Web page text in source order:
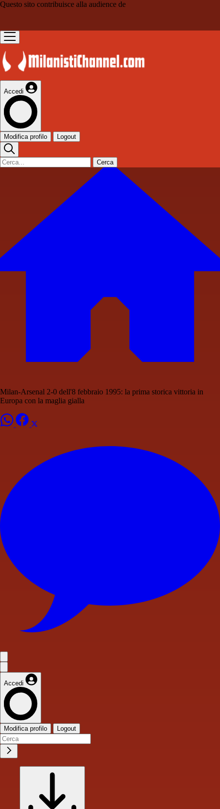
Questo sito contribuisce alla audience de
Accedi
Modifica profilo Logout
Cerca
Milan-Arsenal 2-0 dell'8 febbraio 1995: la prima storica vittoria in
Europa con la maglia gialla
Accedi
Modifica profilo Logout